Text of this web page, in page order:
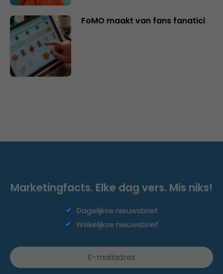
FoMO maakt van fans fanatici
Marketingfacts. Elke dag vers. Mis niks!
Dagelijkse nieuwsbrief
Wekelijkse nieuwsbrief